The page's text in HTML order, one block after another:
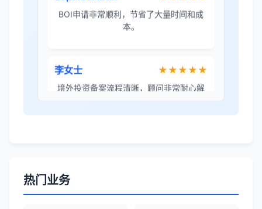
BOI申请非常顺利，节省了大量时间和成
本。
李女士 ★★★★★
境外投资备案流程清晰，顾问非常耐心解
热门业务